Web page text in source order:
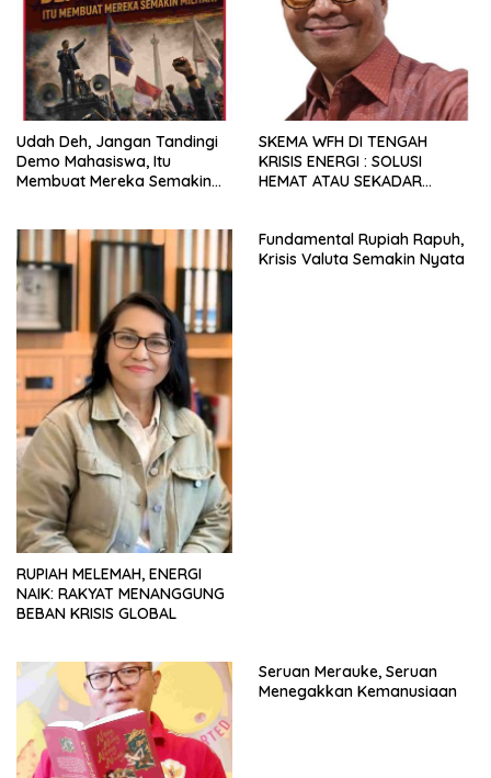
Udah Deh, Jangan Tandingi
Demo Mahasiswa, Itu
Membuat Mereka Semakin
SKEMA WFH DI TENGAH
KRISIS ENERGI : SOLUSI
HEMAT ATAU SEKADAR
RUPIAH MELEMAH, ENERGI
NAIK: RAKYAT MENANGGUNG
BEBAN KRISIS GLOBAL
Fundamental Rupiah Rapuh,
Krisis Valuta Semakin Nyata
Seruan Merauke, Seruan
Menegakkan Kemanusiaan